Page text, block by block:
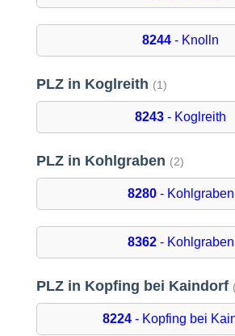
8244 - Knolln
PLZ in Koglreith (1)
8243 - Koglreith
PLZ in Kohlgraben (2)
8280- Kohlgraben
8362- Kohlgraben
PLZ in Kopfing bei Kaindorf
8224- Kopfing bei